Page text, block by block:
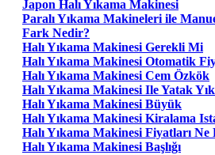
Japon Halı Yıkama Makinesi
Paralı Yıkama Makineleri ile
Fark Nedir?
Halı Yıkama Makinesi Gerekli Mi
Halı Yıkama Makinesi Otomatik
Halı Yıkama Makinesi Cem Özkök
Halı Yıkama Makinesi Ile Yatak
Halı Yıkama Makinesi Büyük
Halı Yıkama Makinesi Kiralama
Halı Yıkama Makinesi Fiyatları
Halı Yıkama Makinesi Başlığı